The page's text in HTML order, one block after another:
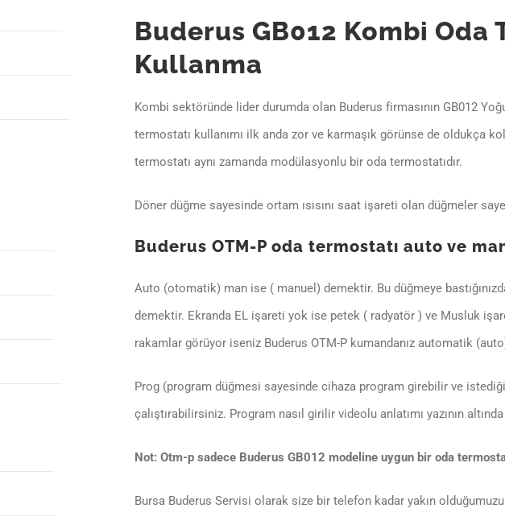
Buderus GB012 Kombi Oda
Kullanma
Kombi sektöründe lider durumda olan Buderus firmasının GB012
termostatı kullanımı ilk anda zor ve karmaşık görünse de oldukça
termostatı aynı zamanda modülasyonlu bir oda termostatıdır.
Döner düğme sayesinde ortam ısısını saat işareti olan düğmeler
Buderus OTM-P oda termostatı auto ve
Auto (otomatik) man ise ( manuel) demektir. Bu düğmeye
demektir. Ekranda EL işareti yok ise petek ( radyatör ) ve Musluk
rakamlar görüyor iseniz Buderus OTM-P kumandanız automatik
Prog (program düğmesi sayesinde cihaza program girebilir ve
çalıştırabilirsiniz. Program nasıl girilir videolu anlatımı yazının
Not: Otm-p sadece Buderus GB012 modeline uygun bir oda
Bursa Buderus Servisi olarak size bir telefon kadar yakın olduğumuzu